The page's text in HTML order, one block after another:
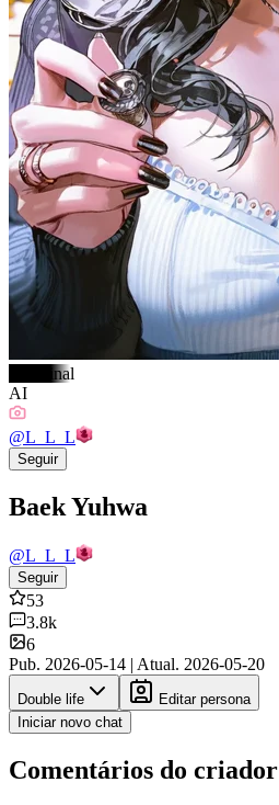
#Original
AI
@L_L_L
Seguir
Baek Yuhwa
@L_L_L
Seguir
53
3.8k
6
Pub. 2026-05-14 | Atual. 2026-05-20
Double life
Editar persona
Iniciar novo chat
Comentários do criador